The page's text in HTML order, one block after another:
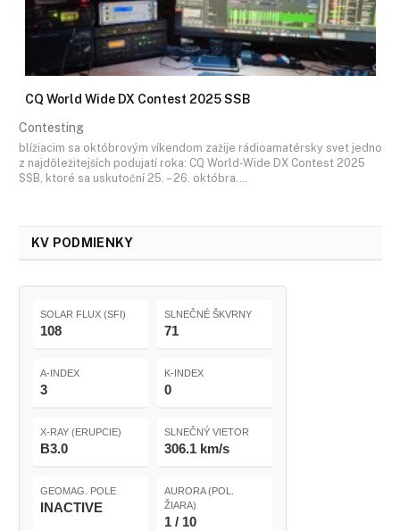
CQ World Wide DX Contest 2025 SSB
Contesting
blížiacim sa októbrovým víkendom zažije rádioamatérsky svet jedno
z najdôležitejších podujatí roka: CQ World-Wide DX Contest 2025
SSB, ktoré sa uskutoční 25. – 26. októbra.…
KV PODMIENKY
SOLAR FLUX (SFI)
108
SLNEČNÉ ŠKVRNY
71
A-INDEX
3
K-INDEX
0
X-RAY (ERUPCIE)
B3.0
SLNEČNÝ VIETOR
306.1 km/s
GEOMAG. POLE
INACTIVE
AURORA (POL.
ŽIARA)
1 / 10